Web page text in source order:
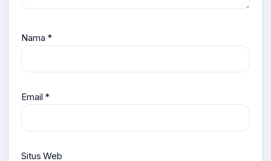
Nama *
Email *
Situs Web